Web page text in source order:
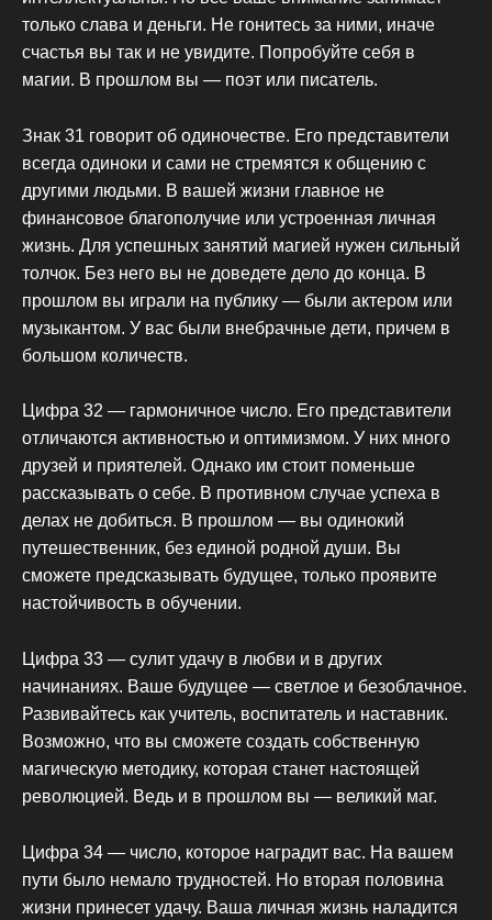
только слава и деньги. Не гонитесь за ними, иначе
счастья вы так и не увидите. Попробуйте себя в
магии. В прошлом вы — поэт или писатель.
Знак 31 говорит об одиночестве. Его представители
всегда одиноки и сами не стремятся к общению с
другими людьми. В вашей жизни главное не
финансовое благополучие или устроенная личная
жизнь. Для успешных занятий магией нужен сильный
толчок. Без него вы не доведете дело до конца. В
прошлом вы играли на публику — были актером или
музыкантом. У вас были внебрачные дети, причем в
большом количеств.
Цифра 32 — гармоничное число. Его представители
отличаются активностью и оптимизмом. У них много
друзей и приятелей. Однако им стоит поменьше
рассказывать о себе. В противном случае успеха в
делах не добиться. В прошлом — вы одинокий
путешественник, без единой родной души. Вы
сможете предсказывать будущее, только проявите
настойчивость в обучении.
Цифра 33 — сулит удачу в любви и в других
начинаниях. Ваше будущее — светлое и безоблачное.
Развивайтесь как учитель, воспитатель и наставник.
Возможно, что вы сможете создать собственную
магическую методику, которая станет настоящей
революцией. Ведь и в прошлом вы — великий маг.
Цифра 34 — число, которое наградит вас. На вашем
пути было немало трудностей. Но вторая половина
жизни принесет удачу. Ваша личная жизнь наладится